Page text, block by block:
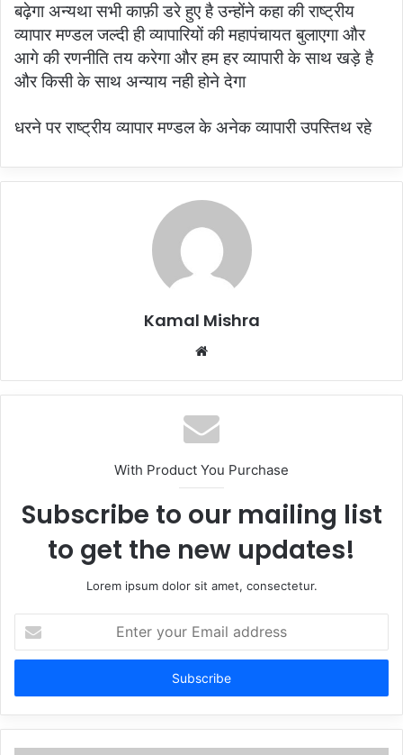
बढ़ेगा अन्यथा सभी काफ़ी डरे हुए है उन्होंने कहा की राष्ट्रीय
व्यापार मण्डल जल्दी ही व्यापारियों की महापंचायत बुलाएगा और
आगे की रणनीति तय करेगा और हम हर व्यापारी के साथ खड़े है
और किसी के साथ अन्याय नही होने देगा
धरने पर राष्ट्रीय व्यापार मण्डल के अनेक व्यापारी उपस्तिथ रहे
Kamal Mishra
Website
With Product You Purchase
Subscribe to our mailing list
to get the new updates!
Lorem ipsum dolor sit amet, consectetur.
your
Email